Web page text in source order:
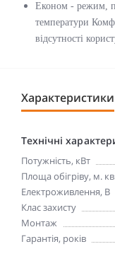
Економ - режим,
температури
відсутності
Характеристики
Технічні
Потужність, кВт
Площа обігріву, м.
Електроживлення, В
Клас захисту
Монтаж
Гарантія, років